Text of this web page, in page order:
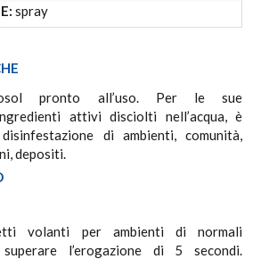
spray
pronto all’uso. Per le sue
attivi disciolti nell’acqua, è
di ambienti, comunità,
depositi.
volanti per ambienti di normali
l’erogazione di 5 secondi.